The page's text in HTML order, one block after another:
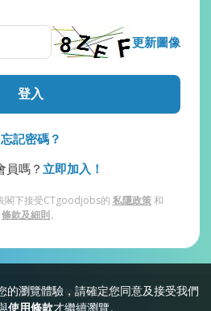
瀏覽體驗，請確定您同意及接受我們
使用條款才繼續瀏覽。
更新圖像
登入
忘記密碼？
員嗎？ 立即加入！
閣下接受CTgoodjobs的 私隱政策和
條款及細則。
見問題 私隱 條款及細則